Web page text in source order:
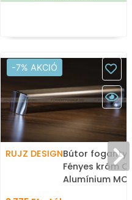
-7% AKCIÓ
RUJZ DESIGNBútor
Fényes króm
Alumínium